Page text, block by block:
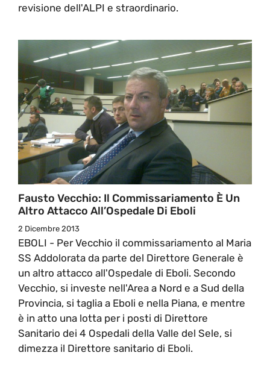
revisione dell'ALPI e straordinario.
Fausto Vecchio: Il Commissariamento È Un
Altro Attacco All’Ospedale Di Eboli
2 Dicembre 2013
EBOLI - Per Vecchio il commissariamento al Maria
SS Addolorata da parte del Direttore Generale è
un altro attacco all'Ospedale di Eboli. Secondo
Vecchio, si investe nell'Area a Nord e a Sud della
Provincia, si taglia a Eboli e nella Piana, e mentre
è in atto una lotta per i posti di Direttore
Sanitario dei 4 Ospedali della Valle del Sele, si
dimezza il Direttore sanitario di Eboli.